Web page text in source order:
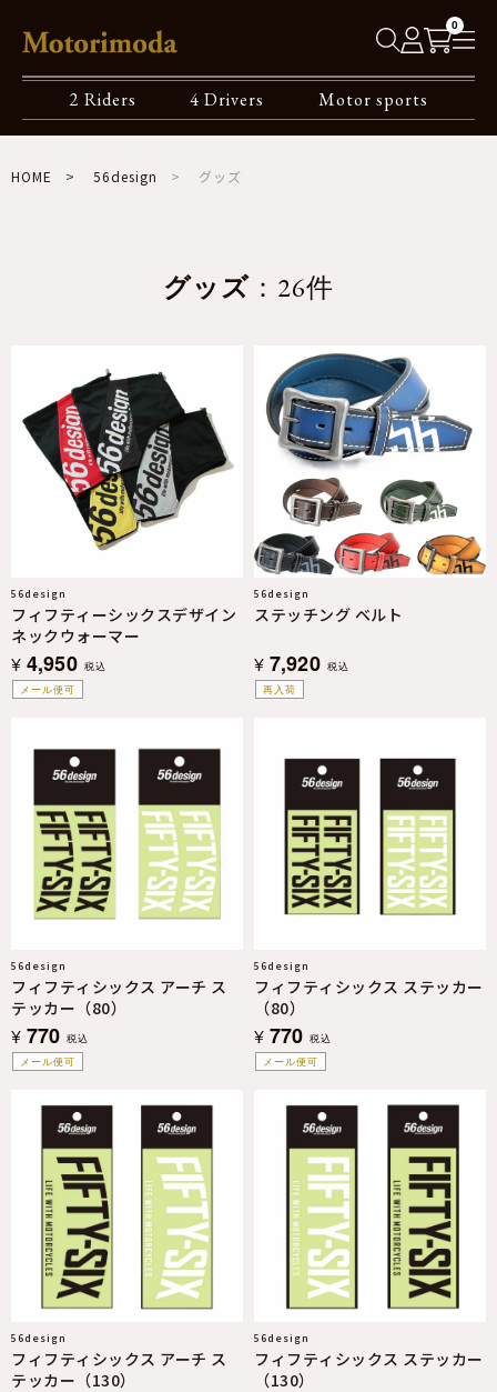
0
2 Riders 4 Drivers Motor sports
HOME 56design グッズ
グッズ ：26件
メール便可
56design
フィフティーシックスデザイン
ネックウォーマー
¥ 4,950 税込
再入荷
56design
ステッチング ベルト
¥ 7,920 税込
メール便可
56design
フィフティシックス アーチ ス
テッカー（80）
¥ 770 税込
メール便可
56design
フィフティシックス ステッカー
（80）
¥ 770 税込
56design
フィフティシックス アーチ ス
テッカー（130）
56design
フィフティシックス ステッカー
（130）